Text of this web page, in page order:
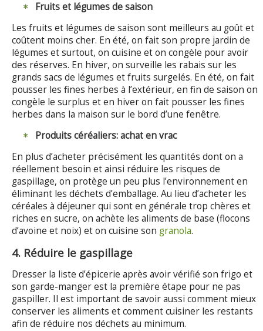
Fruits et légumes de saison
Les fruits et légumes de saison sont meilleurs au goût et
coûtent moins cher. En été, on fait son propre jardin de
légumes et surtout, on cuisine et on congèle pour avoir
des réserves. En hiver, on surveille les rabais sur les
grands sacs de légumes et fruits surgelés. En été, on fait
pousser les fines herbes à l’extérieur, en fin de saison on
congèle le surplus et en hiver on fait pousser les fines
herbes dans la maison sur le bord d’une fenêtre.
Produits céréaliers: achat en vrac
En plus d’acheter précisément les quantités dont on a
réellement besoin et ainsi réduire les risques de
gaspillage, on protège un peu plus l’environnement en
éliminant les déchets d’emballage. Au lieu d’acheter les
céréales à déjeuner qui sont en générale trop chères et
riches en sucre, on achète les aliments de base (flocons
d’avoine et noix) et on cuisine son granola.
4. Réduire le gaspillage
Dresser la liste d’épicerie après avoir vérifié son frigo et
son garde-manger est la première étape pour ne pas
gaspiller. Il est important de savoir aussi comment mieux
conserver les aliments et comment cuisiner les restants
afin de réduire nos déchets au minimum.